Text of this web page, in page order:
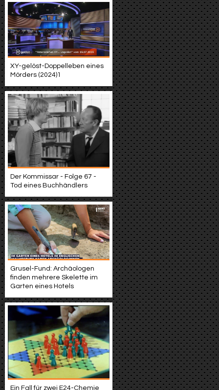
XY-gelöst-Doppelleben eines
Mörders (2024)1
Der Kommissar - Folge 67 -
Tod eines Buchhändlers
Grusel-Fund: Archäologen
finden mehrere Skelette im
Garten eines Hotels
Ein Fall für zwei E24-Chemie